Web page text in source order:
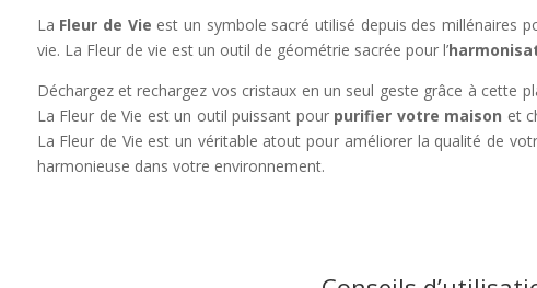
La Fleur de Vie est un symbole sacré utilisé depuis des millénaires
vie. La Fleur de vie est un outil de géométrie sacrée pour l’
Déchargez et rechargez vos cristaux en un seul geste grâce à cette
La Fleur de Vie est un outil puissant pour purifier votre maison et
La Fleur de Vie est un véritable atout pour améliorer la qualité de
harmonieuse dans votre environnement.